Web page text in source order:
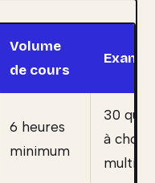
Volume
de cours
6 heures
minimum
30
à choix
multiple